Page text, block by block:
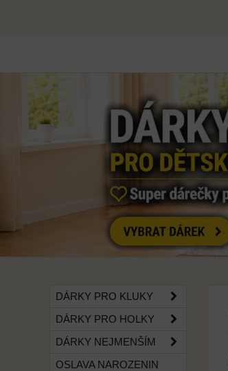
DÁRKY PRO KLUKY
DÁRKY PRO HOLKY
DÁRKY NEJMENŠÍM
OSLAVA NAROZENIN